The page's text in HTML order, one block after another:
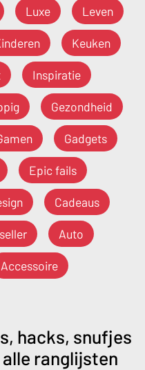
Luxe Leven
Keuken
Inspiratie
Gezondheid
Gadgets
Epic fails
Cadeaus
Auto
Accessoire
hacks, snufjes
ranglijsten